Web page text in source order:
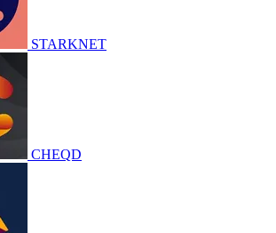
STARKNET
CHEQD